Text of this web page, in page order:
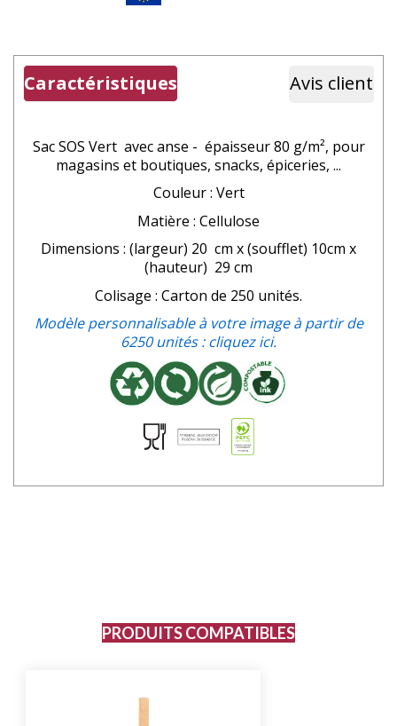
Caractéristiques Avis client
Sac SOS Vert avec anse - épaisseur 80 g/m², pour
magasins et boutiques, snacks, épiceries, ...
Couleur : Vert
Matière : Cellulose
Dimensions : (largeur) 20 cm x (soufflet) 10cm x
(hauteur) 29 cm
Colisage : Carton de 250 unités.
Modèle personnalisable à votre image à partir de
6250 unités : cliquez ici.
PRODUITS COMPATIBLES